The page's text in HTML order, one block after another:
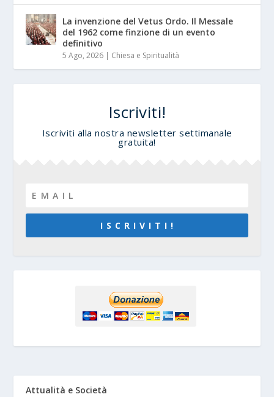
La invenzione del Vetus Ordo. Il Messale
del 1962 come finzione di un evento
definitivo
5 Ago, 2026 | Chiesa e Spiritualità
Iscriviti!
Iscriviti alla nostra newsletter settimanale
gratuita!
I S C R I V I T I !
Attualità e Società